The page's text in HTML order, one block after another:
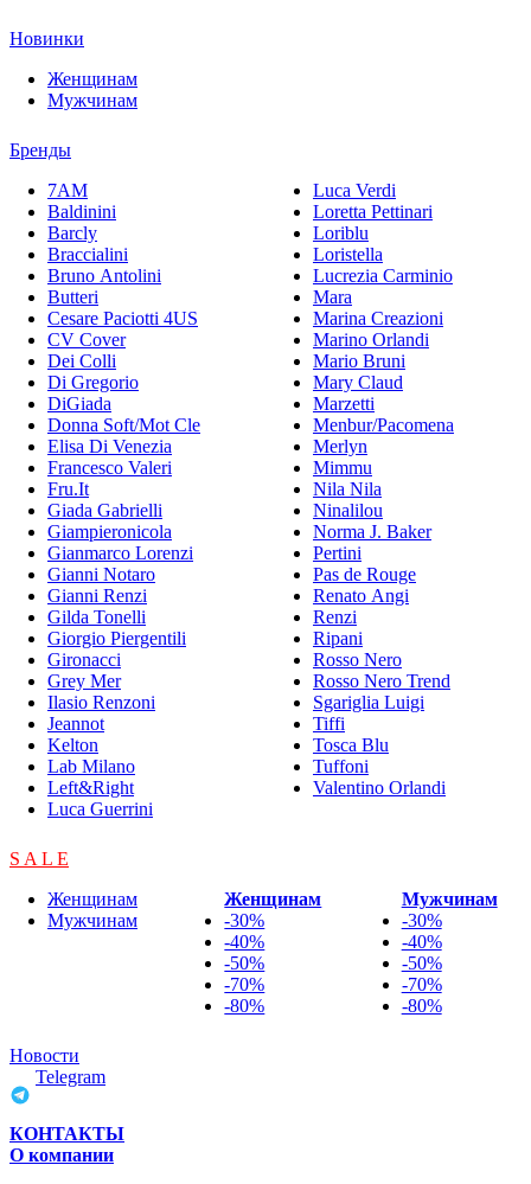
Новинки
Женщинам
Мужчинам
Бренды
7AM
Baldinini
Barcly
Braccialini
Bruno Antolini
Butteri
Cesare Paciotti 4US
CV Cover
Dei Colli
Di Gregorio
DiGiada
Donna Soft/Mot Cle
Elisa Di Venezia
Francesco Valeri
Fru.It
Giada Gabrielli
Giampieronicola
Gianmarco Lorenzi
Gianni Notaro
Gianni Renzi
Gilda Tonelli
Giorgio Piergentili
Gironacci
Grey Mer
Ilasio Renzoni
Jeannot
Kelton
Lab Milano
Left&Right
Luca Guerrini
Luca Verdi
Loretta Pettinari
Loriblu
Loristella
Lucrezia Carminio
Mara
Marina Creazioni
Marino Orlandi
Mario Bruni
Mary Claud
Marzetti
Menbur/Pacomena
Merlyn
Mimmu
Nila Nila
Ninalilou
Norma J. Baker
Pertini
Pas de Rouge
Renato Angi
Renzi
Ripani
Rosso Nero
Rosso Nero Trend
Sgariglia Luigi
Tiffi
Tosca Blu
Tuffoni
Valentino Orlandi
S A L E
Женщинам
Мужчинам
Женщинам
-30%
-40%
-50%
-70%
-80%
Мужчинам
-30%
-40%
-50%
-70%
-80%
Новости
Telegram
КОНТАКТЫ
О компании